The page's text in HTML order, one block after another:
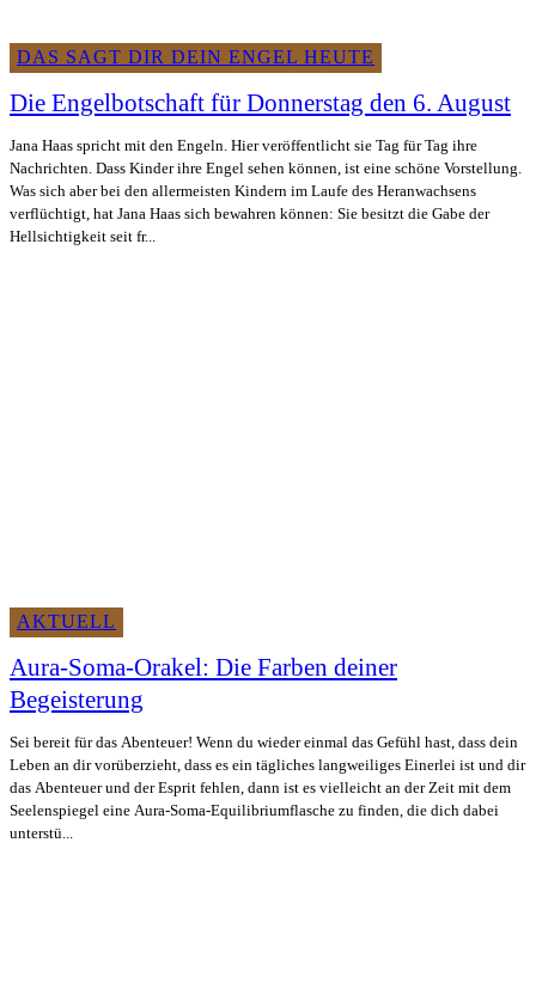
DAS SAGT DIR DEIN ENGEL HEUTE
Die Engelbotschaft für Donnerstag den 6. August
Jana Haas spricht mit den Engeln. Hier veröffentlicht sie Tag für Tag ihre
Nachrichten. Dass Kinder ihre Engel sehen können, ist eine schöne Vorstellung.
Was sich aber bei den allermeisten Kindern im Laufe des Heranwachsens
verflüchtigt, hat Jana Haas sich bewahren können: Sie besitzt die Gabe der
Hellsichtigkeit seit fr...
AKTUELL
Aura-Soma-Orakel: Die Farben deiner
Begeisterung
Sei bereit für das Abenteuer! Wenn du wieder einmal das Gefühl hast, dass dein
Leben an dir vorüberzieht, dass es ein tägliches langweiliges Einerlei ist und dir
das Abenteuer und der Esprit fehlen, dann ist es vielleicht an der Zeit mit dem
Seelenspiegel eine Aura-Soma-Equilibriumflasche zu finden, die dich dabei
unterstü...